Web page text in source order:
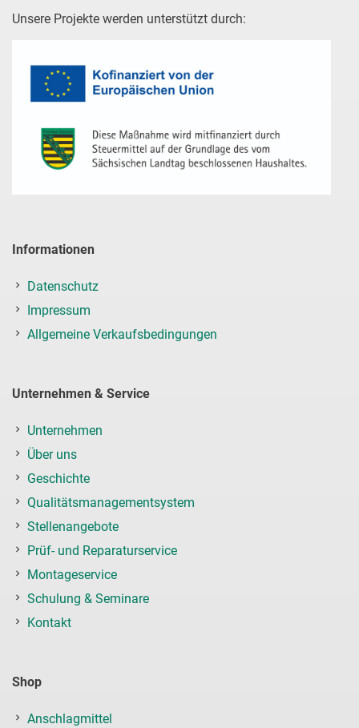
Unsere Projekte werden unterstützt durch:
Informationen
Datenschutz
Impressum
Allgemeine Verkaufsbedingungen
Unternehmen & Service
Unternehmen
Über uns
Geschichte
Qualitätsmanagementsystem
Stellenangebote
Prüf- und Reparaturservice
Montageservice
Schulung & Seminare
Kontakt
Shop
Anschlagmittel